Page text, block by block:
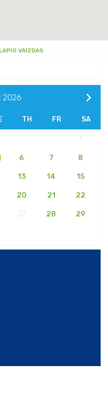
VAIZDAS
2026
TH FR SA
1
6 7 8
13 14 15
20 21 22
27 28 29